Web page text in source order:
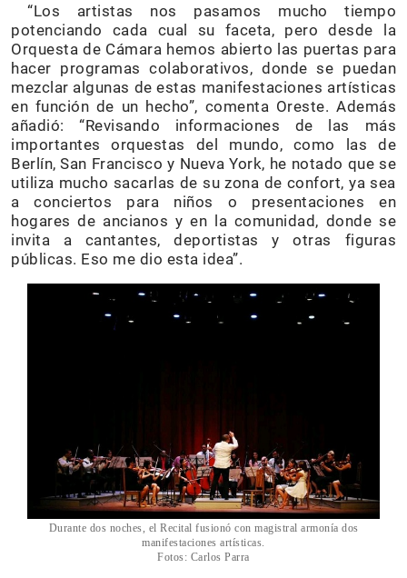
“Los artistas nos pasamos mucho tiempo
potenciando cada cual su faceta, pero desde la
Orquesta de Cámara hemos abierto las puertas para
hacer programas colaborativos, donde se puedan
mezclar algunas de estas manifestaciones artísticas
en función de un hecho”, comenta Oreste. Además
añadió: “Revisando informaciones de las más
importantes orquestas del mundo, como las de
Berlín, San Francisco y Nueva York, he notado que se
utiliza mucho sacarlas de su zona de confort, ya sea
a conciertos para niños o presentaciones en
hogares de ancianos y en la comunidad, donde se
invita a cantantes, deportistas y otras figuras
públicas. Eso me dio esta idea”.
Durante dos noches, el Recital fusionó con magistral armonía dos
manifestaciones artísticas.
Fotos: Carlos Parra